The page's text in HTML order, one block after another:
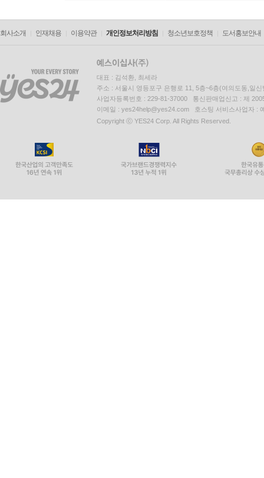
회사소개 인재채용 이용약관 개인정보처리방침 청소년보호정책 도서홍보안내
대표 : 김석환, 최세라
주소 : 서울시 영등포구 은행로 11, 5층~6층(여의도동,일신
사업자등록번호 : 229-81-37000 통신판매업신고 : 제
이메일 : yes24help@yes24.com 호스팅 서비스사업자 :
Copyright ⓒ YES24 Corp. All Rights Reserved.